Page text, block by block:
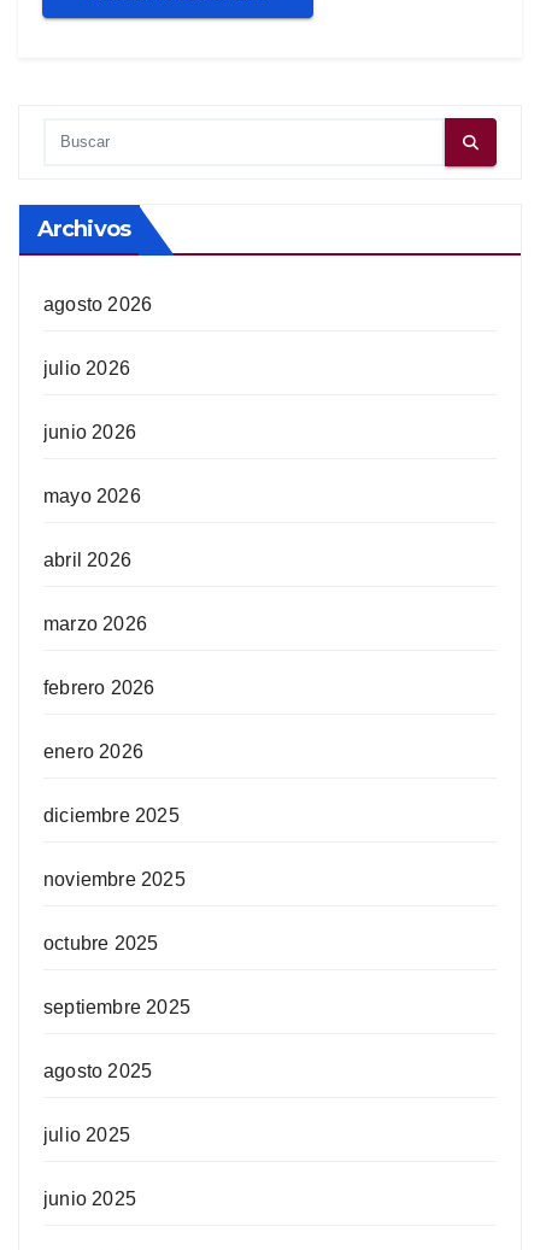
Archivos
agosto 2026
julio 2026
junio 2026
mayo 2026
abril 2026
marzo 2026
febrero 2026
enero 2026
diciembre 2025
noviembre 2025
octubre 2025
septiembre 2025
agosto 2025
julio 2025
junio 2025